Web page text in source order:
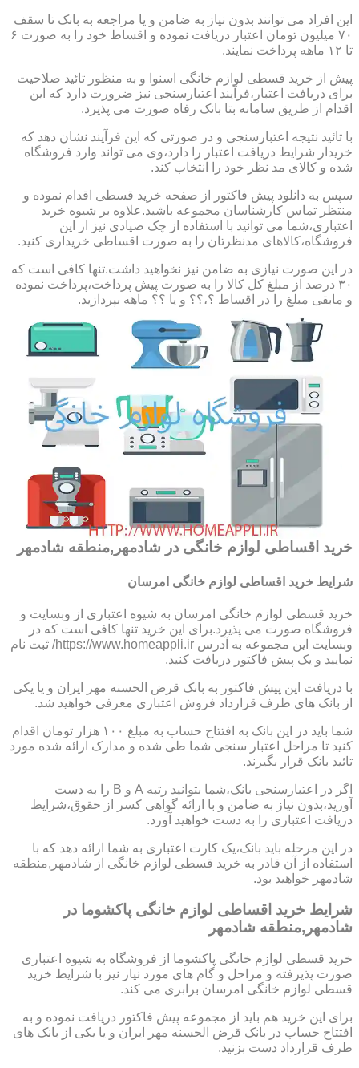
این افراد می توانند بدون نیاز به ضامن و یا مراجعه به بانک تا سقف
۷۰ میلیون تومان اعتبار دریافت نموده و اقساط خود را به صورت ۶
تا ۱۲ ماهه پرداخت نمایند.
پیش از خرید قسطی لوازم خانگی اسنوا و به منظور تائید صلاحیت
برای دریافت اعتبار،فرآیند اعتبارسنجی نیز ضرورت دارد که این
اقدام از طریق سامانه بتا بانک رفاه صورت می پذیرد.
با تائید نتیجه اعتبارسنجی و در صورتی که این فرآیند نشان دهد که
خریدار شرایط دریافت اعتبار را دارد،وی می تواند وارد فروشگاه
شده و کالای مد نظر خود را انتخاب کند.
سپس به دانلود پیش فاکتور از صفحه خرید قسطی اقدام نموده و
منتظر تماس کارشناسان مجموعه باشید.علاوه بر شیوه خرید
اعتباری،شما می توانید با استفاده از چک صیادی نیز از این
فروشگاه،کالاهای مدنظرتان را به صورت اقساطی خریداری کنید.
در این صورت نیازی به ضامن نیز نخواهید داشت.تنها کافی است که
۳۰ درصد از مبلغ کل کالا را به صورت پیش پرداخت،پرداخت نموده
و مابقی مبلغ را در اقساط ؟،؟؟ و یا ؟؟ ماهه بپردازید.
خرید اقساطی لوازم خانگی در شادمهر,منطقه شادمهر
شرایط خرید اقساطی لوازم خانگی امرسان
خرید قسطی لوازم خانگی امرسان به شیوه اعتباری از وبسایت و
فروشگاه صورت می پذیرد.برای این خرید تنها کافی است که در
وبسایت این مجموعه به آدرس https://www.homeappli.ir/ ثبت نام
نمایید و یک پیش فاکتور دریافت کنید.
با دریافت این پیش فاکتور به بانک قرض الحسنه مهر ایران و یا یکی
از بانک های طرف قرارداد فروش اعتباری معرفی خواهید شد.
شما باید در این بانک به افتتاح حساب به مبلغ ۱۰۰ هزار تومان اقدام
کنید تا مراحل اعتبار سنجی شما طی شده و مدارک ارائه شده مورد
تائید بانک قرار بگیرند.
اگر در اعتبارسنجی بانک،شما بتوانید رتبه A و B را به دست
آورید،بدون نیاز به ضامن و با ارائه گواهی کسر از حقوق،شرایط
دریافت اعتباری را به دست خواهید آورد.
در این مرحله باید بانک،یک کارت اعتباری به شما ارائه دهد که با
استفاده از آن قادر به خرید قسطی لوازم خانگی از شادمهر,منطقه
شادمهر خواهید بود.
شرایط خرید اقساطی لوازم خانگی پاکشوما در
شادمهر,منطقه شادمهر
خرید قسطی لوازم خانگی پاکشوما از فروشگاه به شیوه اعتباری
صورت پذیرفته و مراحل و گام های مورد نیاز نیز با شرایط خرید
قسطی لوازم خانگی امرسان برابری می کند.
برای این خرید هم باید از مجموعه پیش فاکتور دریافت نموده و به
افتتاح حساب در بانک قرض الحسنه مهر ایران و یا یکی از بانک های
طرف قرارداد دست بزنید.